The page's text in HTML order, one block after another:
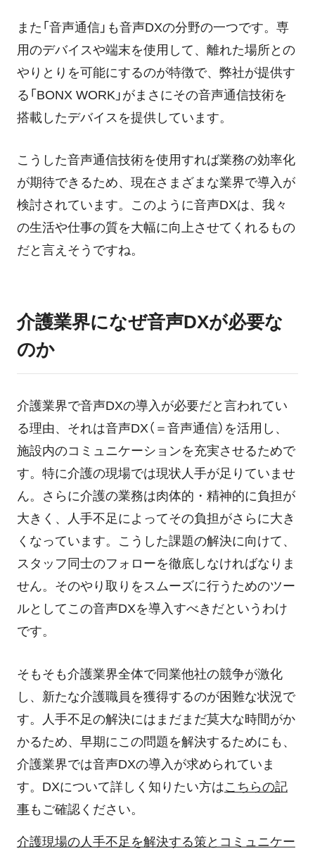
また「音声通信」も音声DXの分野の一つです。専
用のデバイスや端末を使用して、離れた場所との
やりとりを可能にするのが特徴で、弊社が提供す
る「BONX WORK」がまさにその音声通信技術を
搭載したデバイスを提供しています。
こうした音声通信技術を使用すれば業務の効率化
が期待できるため、現在さまざまな業界で導入が
検討されています。このように音声DXは、我々
の生活や仕事の質を大幅に向上させてくれるもの
だと言えそうですね。
介護業界になぜ音声DXが必要な
のか
介護業界で音声DXの導入が必要だと言われてい
る理由、それは音声DX（＝音声通信）を活用し、
施設内のコミュニケーションを充実させるためで
す。特に介護の現場では現状人手が足りていませ
ん。さらに介護の業務は肉体的・精神的に負担が
大きく、人手不足によってその負担がさらに大き
くなっています。こうした課題の解決に向けて、
スタッフ同士のフォローを徹底しなければなりま
せん。そのやり取りをスムーズに行うためのツー
ルとしてこの音声DXを導入すべきだというわけ
です。
そもそも介護業界全体で同業他社の競争が激化
し、新たな介護職員を獲得するのが困難な状況で
す。人手不足の解決にはまだまだ莫大な時間がか
かるため、早期にこの問題を解決するためにも、
介護業界では音声DXの導入が求められていま
す。DXについて詳しく知りたい方はこちらの記
事もご確認ください。
介護現場の人手不足を解決する策とコミュニケー